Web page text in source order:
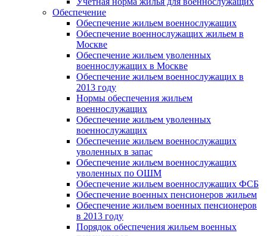
Обеспечение
Обеспечение жильем военнослужащих
Обеспечение военнослужащих жильем в
Москве
Обеспечение жильем уволенных
военнослужащих в Москве
Обеспечение жильем военнослужащих в
2013 году
Нормы обеспечения жильем
военнослужащих
Обеспечение жильем уволенных
военнослужащих
Обеспечение жильем военнослужащих
уволенных в запас
Обеспечение жильем военнослужащих
уволенных по ОШМ
Обеспечение жильем военнослужащих ФСБ
Обеспечение военных пенсионеров жильем
Обеспечение жильем военных пенсионеров
в 2013 году
Порядок обеспечения жильем военных